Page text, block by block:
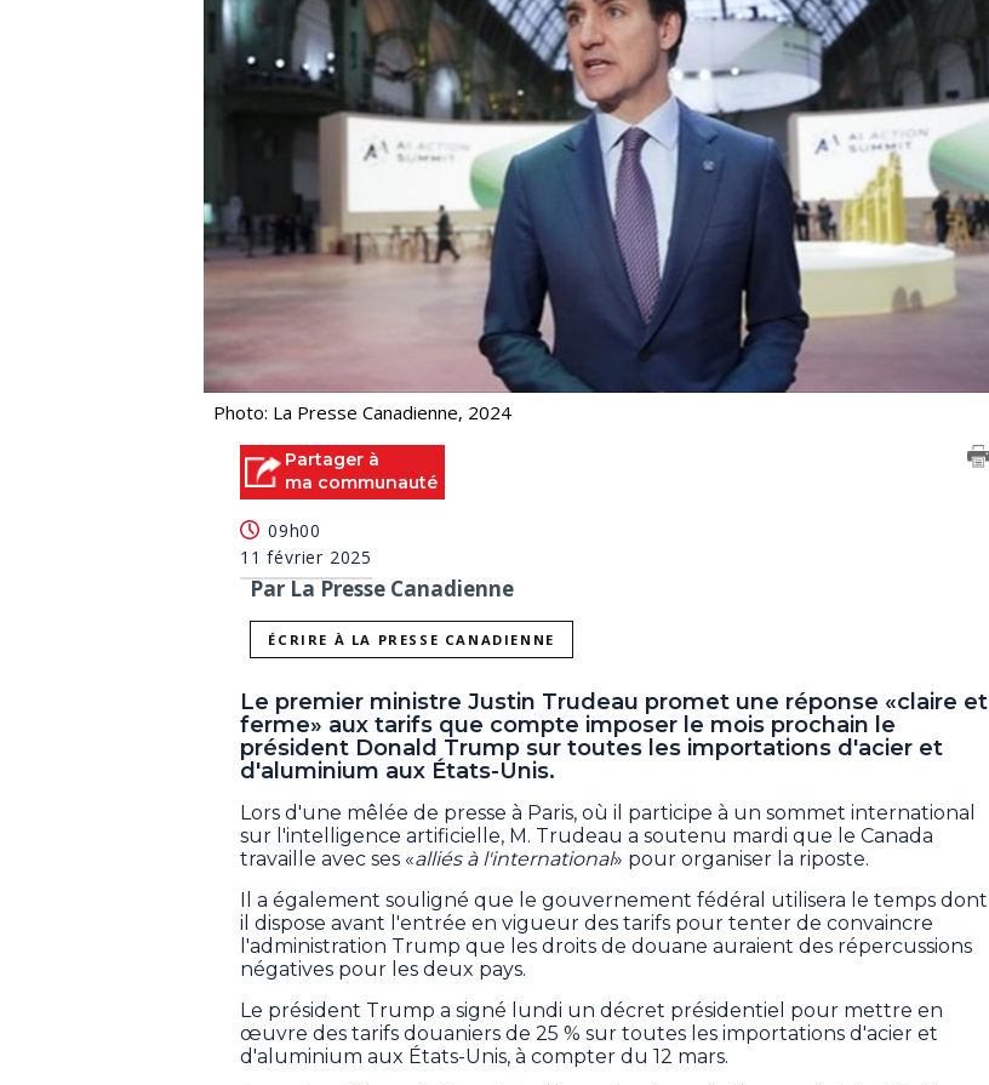
Photo: La Presse Canadienne, 2024
Partager à
ma communauté
09h00
11 février 2025
Par La Presse Canadienne
ÉCRIRE À LA PRESSE CANADIENNE
Le premier ministre Justin Trudeau promet une réponse «claire et
ferme» aux tarifs que compte imposer le mois prochain le
président Donald Trump sur toutes les importations d'acier et
d'aluminium aux États-Unis.
Lors d'une mêlée de presse à Paris, où il participe à un sommet international
sur l'intelligence artificielle, M. Trudeau a soutenu mardi que le Canada
travaille avec ses «alliés à l'international» pour organiser la riposte.
Il a également souligné que le gouvernement fédéral utilisera le temps dont
il dispose avant l'entrée en vigueur des tarifs pour tenter de convaincre
l'administration Trump que les droits de douane auraient des répercussions
négatives pour les deux pays.
Le président Trump a signé lundi un décret présidentiel pour mettre en
œuvre des tarifs douaniers de 25 % sur toutes les importations d'acier et
d'aluminium aux États-Unis, à compter du 12 mars.